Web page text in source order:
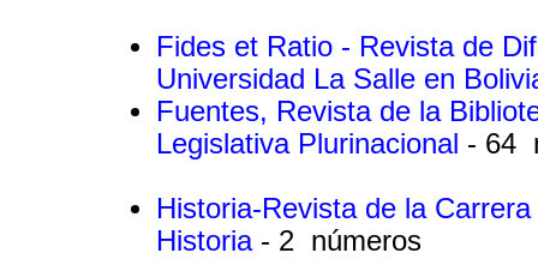
Fides et Ratio - Revista de
Universidad La Salle en
Fuentes, Revista de la
Legislativa Plurinacional - 64
Historia-Revista de la
Historia - 2 números